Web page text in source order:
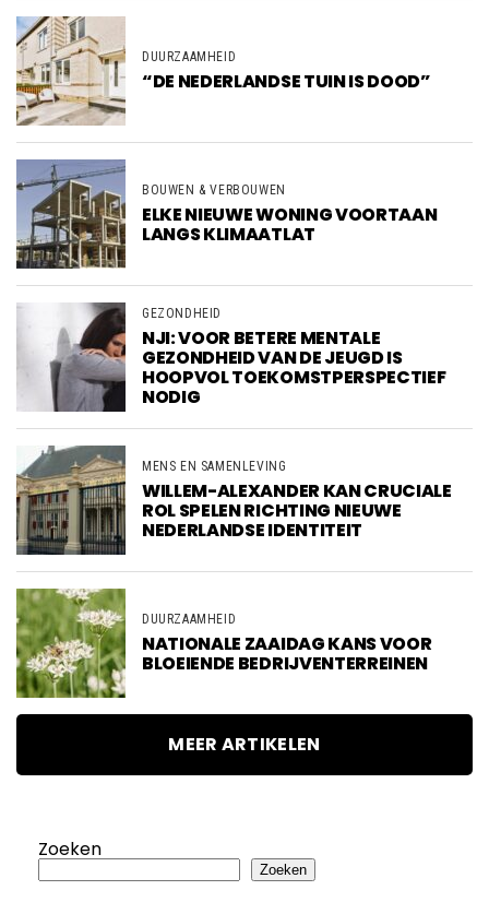
DUURZAAMHEID
“DE NEDERLANDSE TUIN IS DOOD”
BOUWEN & VERBOUWEN
ELKE NIEUWE WONING VOORTAAN
LANGS KLIMAATLAT
GEZONDHEID
NJI: VOOR BETERE MENTALE
GEZONDHEID VAN DE JEUGD IS
HOOPVOL TOEKOMSTPERSPECTIEF
NODIG
MENS EN SAMENLEVING
WILLEM-ALEXANDER KAN CRUCIALE
ROL SPELEN RICHTING NIEUWE
NEDERLANDSE IDENTITEIT
DUURZAAMHEID
NATIONALE ZAAIDAG KANS VOOR
BLOEIENDE BEDRIJVENTERREINEN
MEER ARTIKELEN
Zoeken
Zoeken